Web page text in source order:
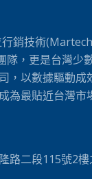
銷技術
，更是台灣少
，以數據驅動成
為最貼近台灣市
路二段115號2樓